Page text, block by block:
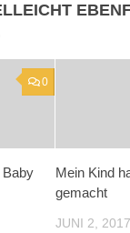
0
Baby
Mein Kind
gemacht
JUNI 2, 2017